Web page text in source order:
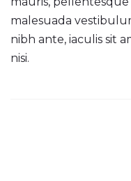
malesuada
nibh ante, iaculis sit
nisi.